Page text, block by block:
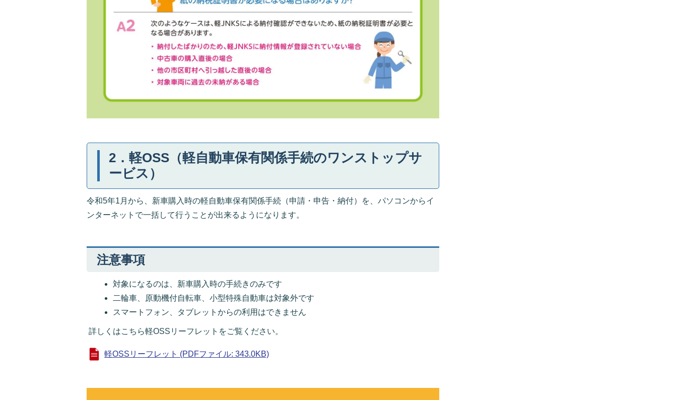
2．軽OSS（軽自動車保有関係手続のワンストップサ
ービス）
令和5年1月から、新車購入時の軽自動車保有関係手続（申請・申告・納付）を、パソコンからイ
ンターネットで一括して行うことが出来るようになります。
注意事項
対象になるのは、新車購入時の手続きのみです
二輪車、原動機付自転車、小型特殊自動車は対象外です
スマートフォン、タブレットからの利用はできません
詳しくはこちら軽OSSリーフレットをご覧ください。
軽OSSリーフレット (PDFファイル: 343.0KB)